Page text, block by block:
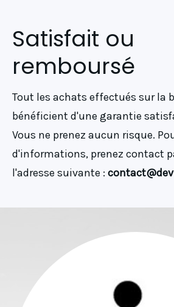
Satisfait ou
remboursé
Tout les achats effectués sur la
bénéficient d'une garantie
Vous ne prenez aucun risque.
d'informations, prenez contact
l'adresse suivante :